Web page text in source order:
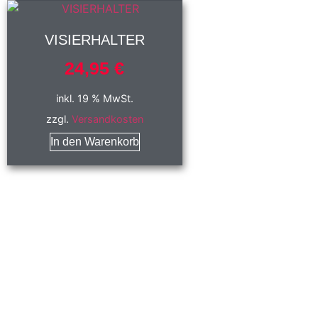
VISIERHALTER
24,95€
inkl. 19 % MwSt.
zzgl. Versandkosten
In den Warenkorb